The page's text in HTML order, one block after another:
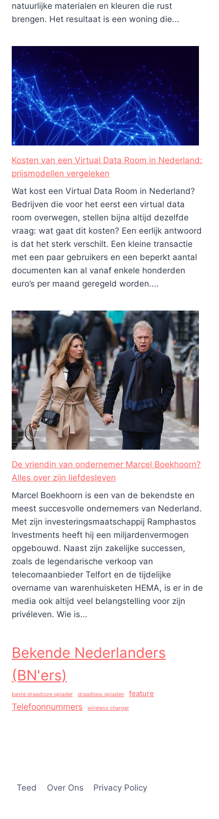
natuurlijke materialen en kleuren die rust
brengen. Het resultaat is een woning die...
Kosten van een Virtual Data Room in Nederland:
prijsmodellen vergeleken
Wat kost een Virtual Data Room in Nederland?
Bedrijven die voor het eerst een virtual data
room overwegen, stellen bijna altijd dezelfde
vraag: wat gaat dit kosten? Een eerlijk antwoord
is dat het sterk verschilt. Een kleine transactie
met een paar gebruikers en een beperkt aantal
documenten kan al vanaf enkele honderden
euro’s per maand geregeld worden....
De vriendin van ondernemer Marcel Boekhoorn?
Alles over zijn liefdesleven
Marcel Boekhoorn is een van de bekendste en
meest succesvolle ondernemers van Nederland.
Met zijn investeringsmaatschappij Ramphastos
Investments heeft hij een miljardenvermogen
opgebouwd. Naast zijn zakelijke successen,
zoals de legendarische verkoop van
telecomaanbieder Telfort en de tijdelijke
overname van warenhuisketen HEMA, is er in de
media ook altijd veel belangstelling voor zijn
privéleven. Wie is...
Bekende Nederlanders
(BN'ers)
beste draadloze oplader draadloos opladen feature
Telefoonnummers wireless charger
Teed Over Ons Privacy Policy